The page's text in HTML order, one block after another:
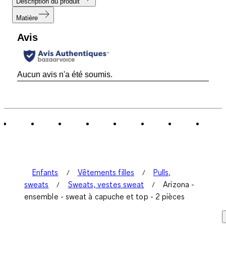
Matière
Avis
Aucun avis n'a été soumis.
Enfants Vêtements filles
Pulls,
sweats
Sweats, vestes sweat
Arizona -
ensemble - sweat à capuche et top - 2 pièces